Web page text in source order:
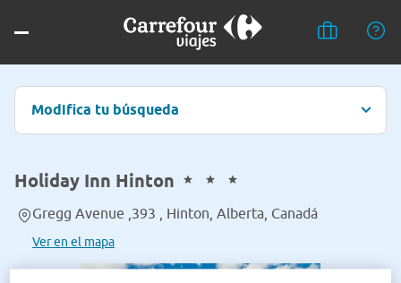
Modifica tu búsqueda
Holiday Inn Hinton
Gregg Avenue ,393 , Hinton, Alberta, Canadá
Ver en el mapa